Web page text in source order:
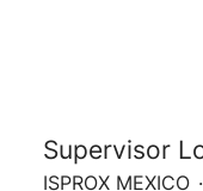
Supervisor
ISPROX MEXICO ·